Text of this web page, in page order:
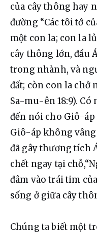
của cây thông hay
đường “Các tôi tớ
một con la; con la
cây thông lớn, đầu
trong nhành, và
đất; còn con la chở
Sa-mu-ên 18:9).
đến nói cho Giô-áp
Giô-áp không
đã gây thương tích
chết ngay tại
đâm vào trái tim
sống ở giữa cây
Chúng ta biết một